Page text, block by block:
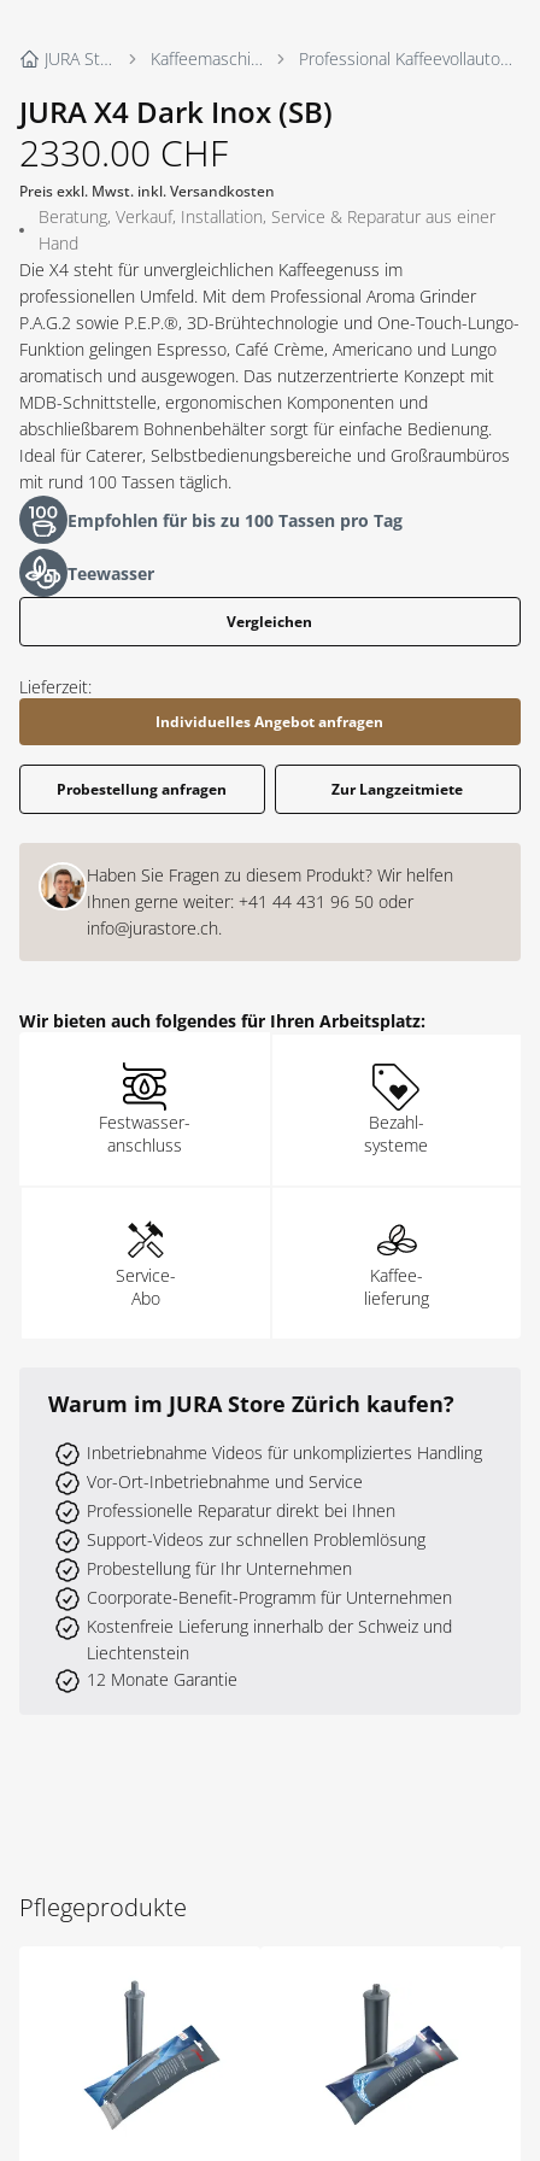
JURA Store Kaffeemaschinen Professional Kaffeevollautomaten
JURA X4 Dark Inox (SB)
2330.00 CHF
Preis exkl. Mwst. inkl. Versandkosten
Beratung, Verkauf, Installation, Service & Reparatur aus einer
Hand
Die X4 steht für unvergleichlichen Kaffeegenuss im
professionellen Umfeld. Mit dem Professional Aroma Grinder
P.A.G.2 sowie P.E.P.®, 3D-Brühtechnologie und One-Touch-Lungo-
Funktion gelingen Espresso, Café Crème, Americano und Lungo
aromatisch und ausgewogen. Das nutzerzentrierte Konzept mit
MDB-Schnittstelle, ergonomischen Komponenten und
abschließbarem Bohnenbehälter sorgt für einfache Bedienung.
Ideal für Caterer, Selbstbedienungsbereiche und Großraumbüros
mit rund 100 Tassen täglich.
Empfohlen für bis zu 100 Tassen pro Tag
Teewasser
Vergleichen
Lieferzeit:
Individuelles Angebot anfragen
Probestellung anfragen Zur Langzeitmiete
Haben Sie Fragen zu diesem Produkt? Wir helfen
Ihnen gerne weiter: +41 44 431 96 50 oder
info@jurastore.ch.
Wir bieten auch folgendes für Ihren Arbeitsplatz:
Festwasser-
anschluss
Bezahl-
systeme
Service-
Abo
Kaffee-
lieferung
Warum im JURA Store Zürich kaufen?
Inbetriebnahme Videos für unkompliziertes Handling
Vor-Ort-Inbetriebnahme und Service
Professionelle Reparatur direkt bei Ihnen
Support-Videos zur schnellen Problemlösung
Probestellung für Ihr Unternehmen
Coorporate-Benefit-Programm für Unternehmen
Kostenfreie Lieferung innerhalb der Schweiz und
Liechtenstein
12 Monate Garantie
Pflegeprodukte